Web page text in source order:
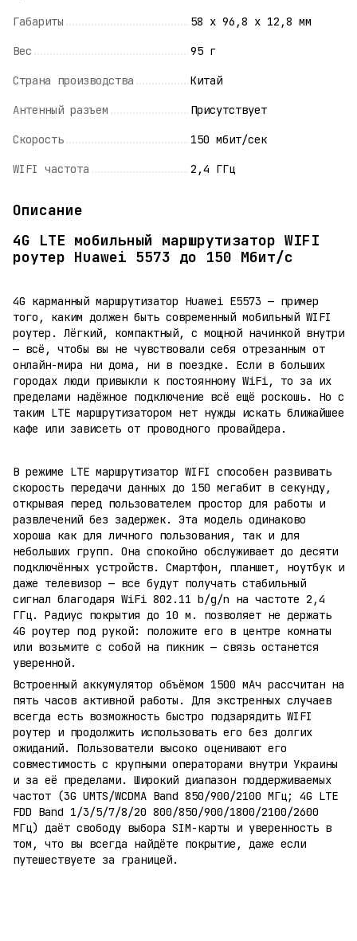
Габариты 58 x 96,8 x 12,8 мм
Вес 95 г
Страна производства Китай
Антенный разъем Присутствует
Скорость 150 мбит/сек
WIFI частота 2,4 ГГц
Описание
4G LTE мобильный маршрутизатор WIFI
роутер Huawei 5573 до 150 Мбит/с
4G карманный маршрутизатор Huawei E5573 — пример
того, каким должен быть современный мобильный WIFI
роутер. Лёгкий, компактный, с мощной начинкой внутри
— всё, чтобы вы не чувствовали себя отрезанным от
онлайн-мира ни дома, ни в поездке. Если в больших
городах люди привыкли к постоянному WiFi, то за их
пределами надёжное подключение всё ещё роскошь. Но с
таким LTE маршрутизатором нет нужды искать ближайшее
кафе или зависеть от проводного провайдера.
В режиме LTE маршрутизатор WIFI способен развивать
скорость передачи данных до 150 мегабит в секунду,
открывая перед пользователем простор для работы и
развлечений без задержек. Эта модель одинаково
хороша как для личного пользования, так и для
небольших групп. Она спокойно обслуживает до десяти
подключённых устройств. Смартфон, планшет, ноутбук и
даже телевизор — все будут получать стабильный
сигнал благодаря WiFi 802.11 b/g/n на частоте 2,4
ГГц. Радиус покрытия до 10 м. позволяет не держать
4G роутер под рукой: положите его в центре комнаты
или возьмите с собой на пикник — связь останется
уверенной.
Встроенный аккумулятор объёмом 1500 мАч рассчитан на
пять часов активной работы. Для экстренных случаев
всегда есть возможность быстро подзарядить WIFI
роутер и продолжить использовать его без долгих
ожиданий. Пользователи высоко оценивают его
совместимость с крупными операторами внутри Украины
и за её пределами. Широкий диапазон поддерживаемых
частот (3G UMTS/WCDMA Band 850/900/2100 МГц; 4G LTE
FDD Band 1/3/5/7/8/20 800/850/900/1800/2100/2600
МГц) даёт свободу выбора SIM-карты и уверенность в
том, что вы всегда найдёте покрытие, даже если
путешествуете за границей.